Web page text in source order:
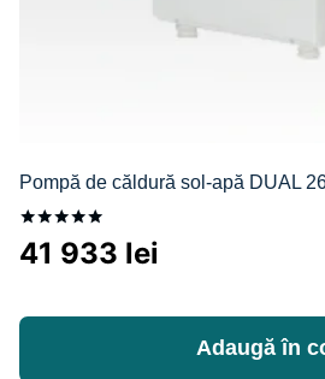
Pompă de căldură sol-apă DUAL
Evaluat la
5.00
41 933 lei
Adaugă în